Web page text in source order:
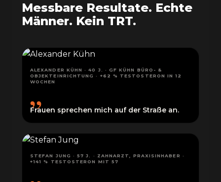
Messbare Resultate. Echte
Männer. Kein TRT.
ALEXANDER KÜHN · 40 J. · GF KÜHN BÜRO- &
OBJEKTEINRICHTUNG · +62 % TESTOSTERON IN 12
WOCHEN
„
Frauen sprechen mich auf der Straße an.
STEFAN JUNG · 57 J. · ZAHNARZT, PRAXISINHABER ·
+141 % TESTOSTERON MIT 57